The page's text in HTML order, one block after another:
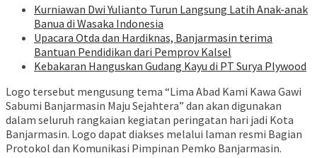
Kurniawan Dwi Yulianto Turun Langsung Latih Anak-anak
Banua di Wasaka Indonesia
Upacara Otda dan Hardiknas, Banjarmasin terima
Bantuan Pendidikan dari Pemprov Kalsel
Kebakaran Hanguskan Gudang Kayu di PT Surya Plywood
Logo tersebut mengusung tema “Lima Abad Kami Kawa Gawi
Sabumi Banjarmasin Maju Sejahtera” dan akan digunakan
dalam seluruh rangkaian kegiatan peringatan hari jadi Kota
Banjarmasin. Logo dapat diakses melalui laman resmi Bagian
Protokol dan Komunikasi Pimpinan Pemko Banjarmasin.